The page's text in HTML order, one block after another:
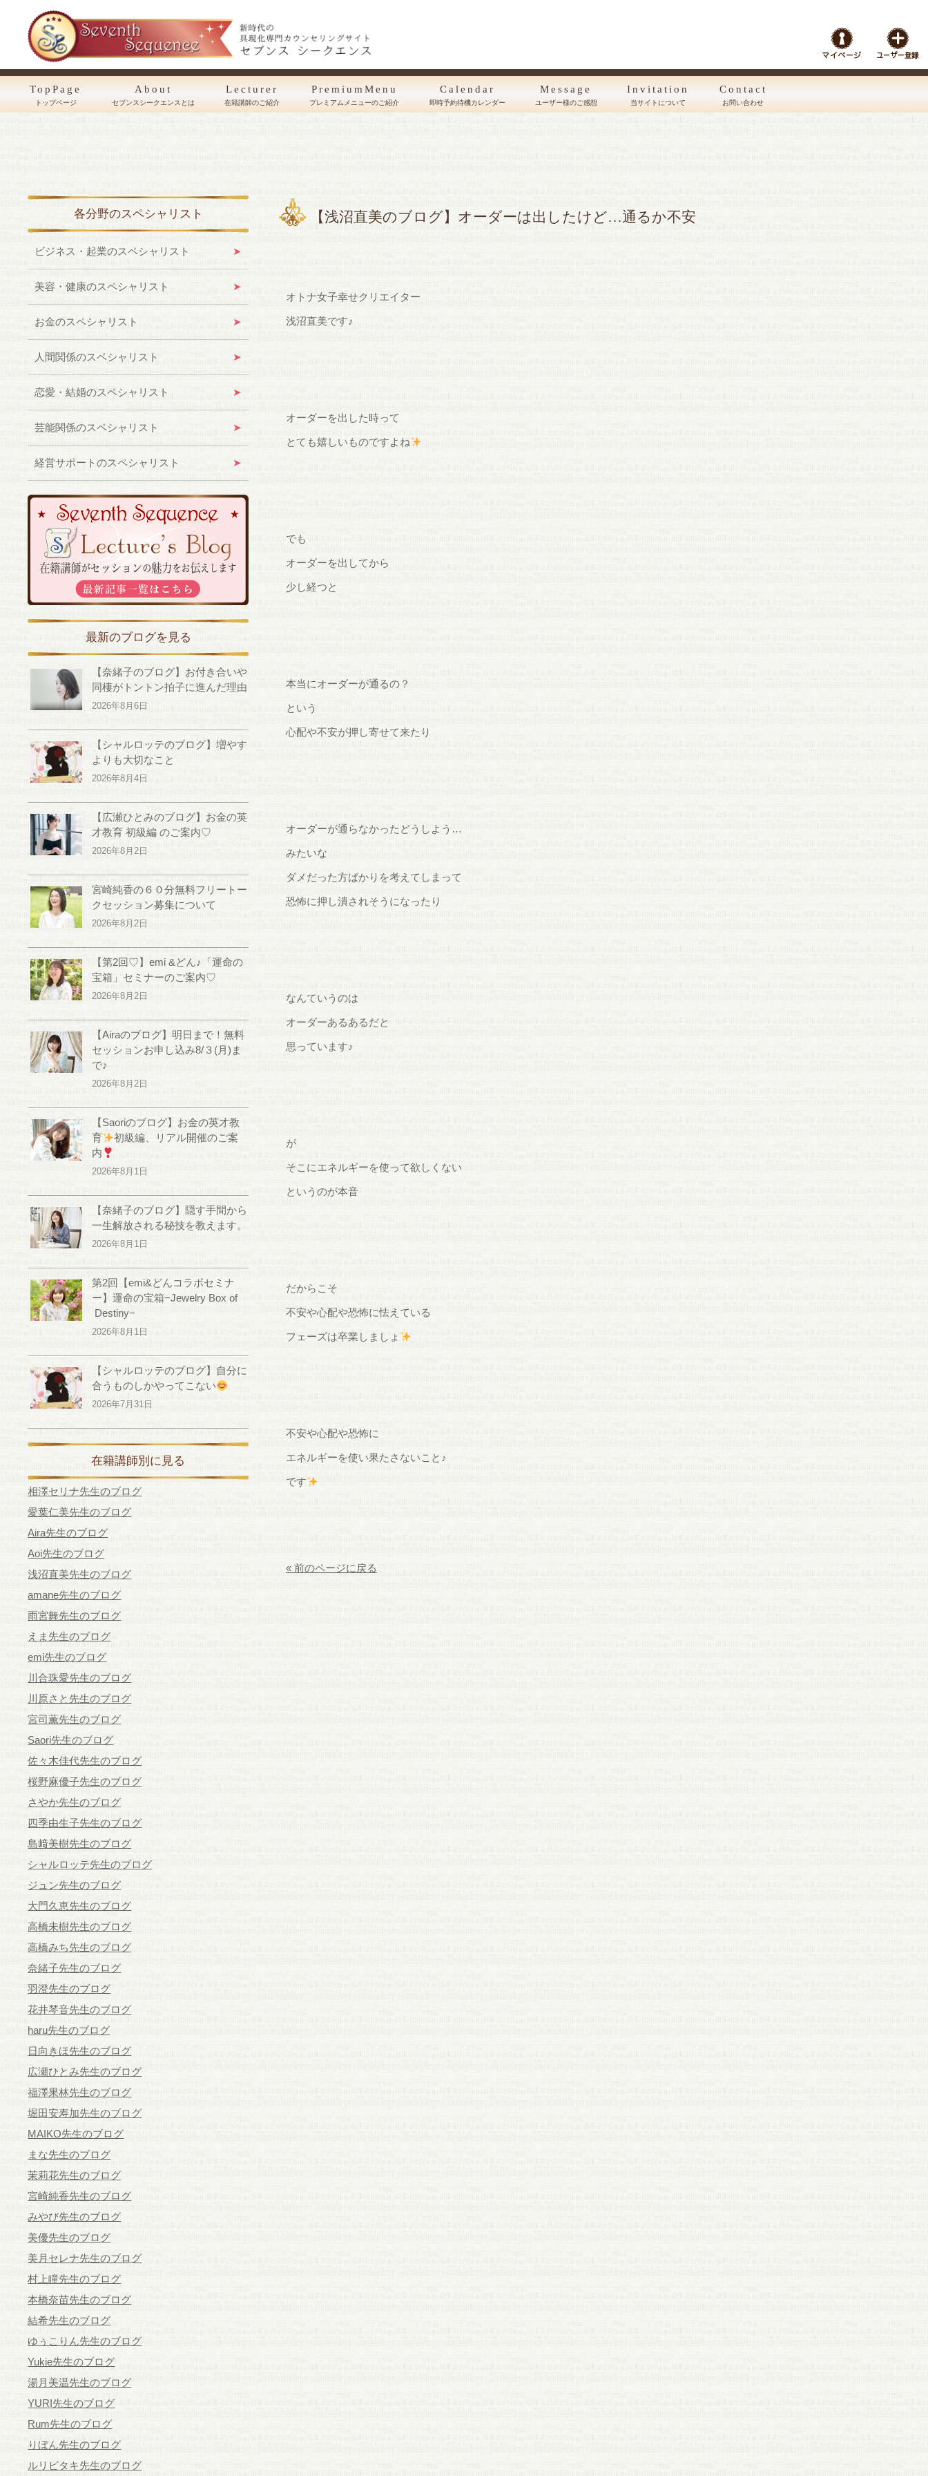
TopPage
トップページ
About
セブンスシークエンスとは
Lecturer
在籍講師のご紹介
PremiumMenu
プレミアムメニューのご紹介
Calendar
即時予約待機カレンダー
Message
ユーザー様のご感想
Invitation
当サイトについて
Contact
お問い合わせ
【浅沼直美のブログ】オーダーは出したけど…通るか不安
オトナ女子幸せクリエイター
浅沼直美です♪
オーダーを出した時って
とても嬉しいものですよね
でも
オーダーを出してから
少し経つと
本当にオーダーが通るの？
という
心配や不安が押し寄せて来たり
オーダーが通らなかったどうしよう…
みたいな
ダメだった方ばかりを考えてしまって
恐怖に押し潰されそうになったり
なんていうのは
オーダーあるあるだと
思っています♪
が
そこにエネルギーを使って欲しくない
というのが本音
だからこそ
不安や心配や恐怖に怯えている
フェーズは卒業しましょ
不安や心配や恐怖に
エネルギーを使い果たさないこと♪
です
« 前のページに戻る
各分野のスペシャリスト
ビジネス・起業のスペシャリスト
美容・健康のスペシャリスト
お金のスペシャリスト
人間関係のスペシャリスト
恋愛・結婚のスペシャリスト
芸能関係のスペシャリスト
経営サポートのスペシャリスト
最新のブログを見る
【奈緒子のブログ】お付き合いや
同棲がトントン拍子に進んだ理由
2026年8月6日
【シャルロッテのブログ】増やす
よりも大切なこと
2026年8月4日
【広瀬ひとみのブログ】お金の英
才教育 初級編 のご案内♡
2026年8月2日
宮崎純香の６０分無料フリートー
クセッション募集について
2026年8月2日
【第2回♡】emi &どん♪「運命の
宝箱」セミナーのご案内♡
2026年8月2日
【Airaのブログ】明日まで！無料
セッションお申し込み8/３(月)ま
で♪
2026年8月2日
【Saoriのブログ】お金の英才教
育
初級編、リアル開催のご案
内
2026年8月1日
【奈緒子のブログ】隠す手間から
一生解放される秘技を教えます。
2026年8月1日
第2回【emi&どんコラボセミナ
ー】運命の宝箱−Jewelry Box of
Destiny−
2026年8月1日
【シャルロッテのブログ】自分に
合うものしかやってこない
2026年7月31日
在籍講師別に見る
相澤セリナ先生のブログ
愛葉仁美先生のブログ
Aira先生のブログ
Aoi先生のブログ
浅沼直美先生のブログ
amane先生のブログ
雨宮舞先生のブログ
えま先生のブログ
emi先生のブログ
川合珠愛先生のブログ
川原さと先生のブログ
宮司薫先生のブログ
Saori先生のブログ
佐々木佳代先生のブログ
桜野麻優子先生のブログ
さやか先生のブログ
四季由生子先生のブログ
島﨑美樹先生のブログ
シャルロッテ先生のブログ
ジュン先生のブログ
大門久恵先生のブログ
高橋未樹先生のブログ
高橋みち先生のブログ
奈緒子先生のブログ
羽澄先生のブログ
花井琴音先生のブログ
haru先生のブログ
日向きほ先生のブログ
広瀬ひとみ先生のブログ
福澤果林先生のブログ
堀田安寿加先生のブログ
MAIKO先生のブログ
まな先生のブログ
茉莉花先生のブログ
宮崎純香先生のブログ
みやび先生のブログ
美優先生のブログ
美月セレナ先生のブログ
村上瞳先生のブログ
本橋奈苗先生のブログ
結希先生のブログ
ゆぅこりん先生のブログ
Yukie先生のブログ
湯月美温先生のブログ
YURI先生のブログ
Rum先生のブログ
りぼん先生のブログ
ルリビタキ先生のブログ